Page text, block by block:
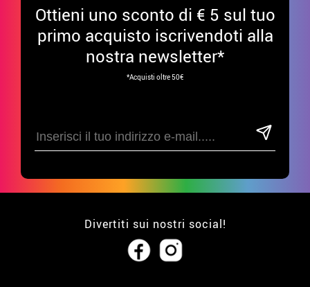
Ottieni uno sconto di € 5 sul tuo
primo acquisto iscrivendoti alla
nostra newsletter*
*Acquisti oltre 50€
Divertiti sui nostri social!